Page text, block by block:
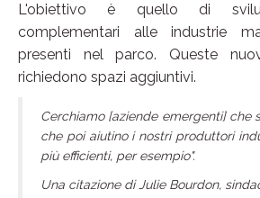
L'obiettivo è quello di
complementari alle industrie
presenti nel parco. Queste
richiedono spazi aggiuntivi.
Cerchiamo [aziende emergenti] che
che poi aiutino i nostri produttori
più efficienti, per esempio".
Una citazione di Julie Bourdon,